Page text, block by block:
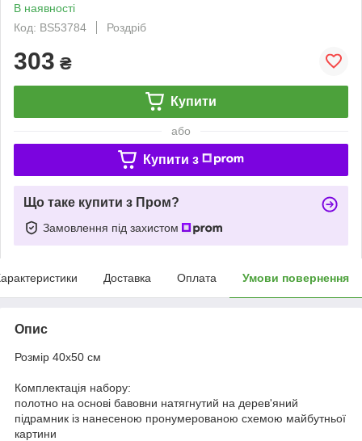
В наявності
Код: BS53784
Роздріб
303 ₴
Купити
або
Купити з
Що таке купити з Пром?
Замовлення під захистом
Доставка Оплата Умови повернення
Опис
Розмір 40x50 см
Комплектація набору:
полотно на основі бавовни натягнутий на дерев'яний
підрамник із нанесеною пронумерованою схемою майбутньої
картини